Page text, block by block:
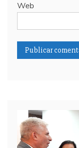
Web
Reproductor
de
video